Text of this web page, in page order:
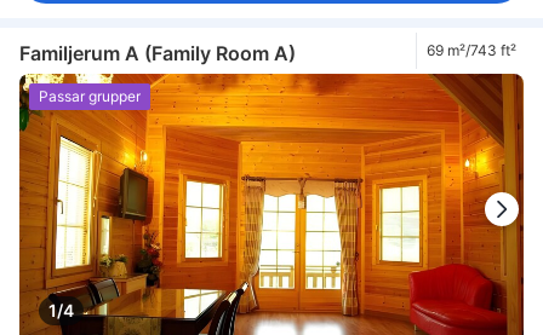
Familjerum A (Family Room A) 69 m²/743 ft²
1/4
Passar grupper